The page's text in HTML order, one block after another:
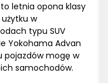
letnia opona klasy
w
typu SUV
Yokohama Advan
pojazdów mogę w
samochodów.